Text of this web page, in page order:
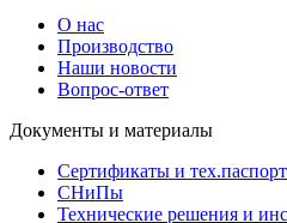
О нас
Производство
Наши новости
Вопрос-ответ
Документы и материалы
Сертификаты и
СНиПы
Технические решения и